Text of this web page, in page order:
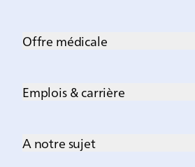
Offre médicale
Emplois & carrière
A notre sujet